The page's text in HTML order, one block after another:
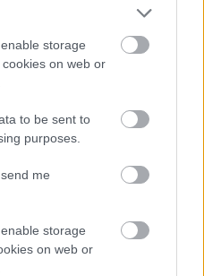
storage
on web or
to be sent to
purposes.
me
storage
on web or
vártunk: szombattól
csökken a riasztás
is szakirányú
erősít a Gál Ferenc
is fontos szerep hárul a
elkerülésében